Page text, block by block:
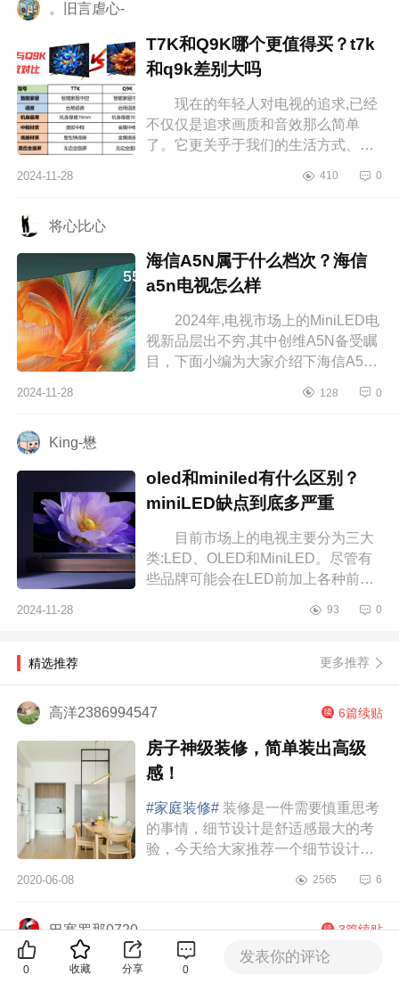
。旧言虐心-
T7K和Q9K哪个更值得买？t7k
和q9k差别大吗
现在的年轻人对电视的追求,已经
不仅仅是追求画质和音效那么简单
了。它更关乎于我们的生活方式、审
小编为大家介绍下T7K和Q9K哪个更
2024-11-28 410 0
将心比心
海信A5N属于什么档次？海信
a5n电视怎么样
2024年,电视市场上的MiniLED电
视新品层出不穷,其中创维A5N备受瞩
目，下面小编为大家介绍下海信A5N
样 海信A5N属于什么档次 海
2024-11-28 128 0
King-懋
oled和miniled有什么区别？
miniLED缺点到底多严重
目前市场上的电视主要分为三大
类:LED、OLED和MiniLED。尽管有
些品牌可能会在LED前加上各种前缀,
面小编为大家介绍下oled和miniled有
2024-11-28 93 0
精选推荐 更多推荐
高洋2386994547 6篇续贴
房子神级装修，简单装出高级
感！
#家庭装修# 装修是一件需要慎重思考
的事情，细节设计是舒适感最大的考
验，今天给大家推荐一个细节设计满
木风设计白色上下柜与玄关墙融为一
2020-06-08 2565 6
巴塞罗那0720 3篇续贴
美食日记｜说说这些年我吃过的
0 收藏 分享 0
发表你的评论